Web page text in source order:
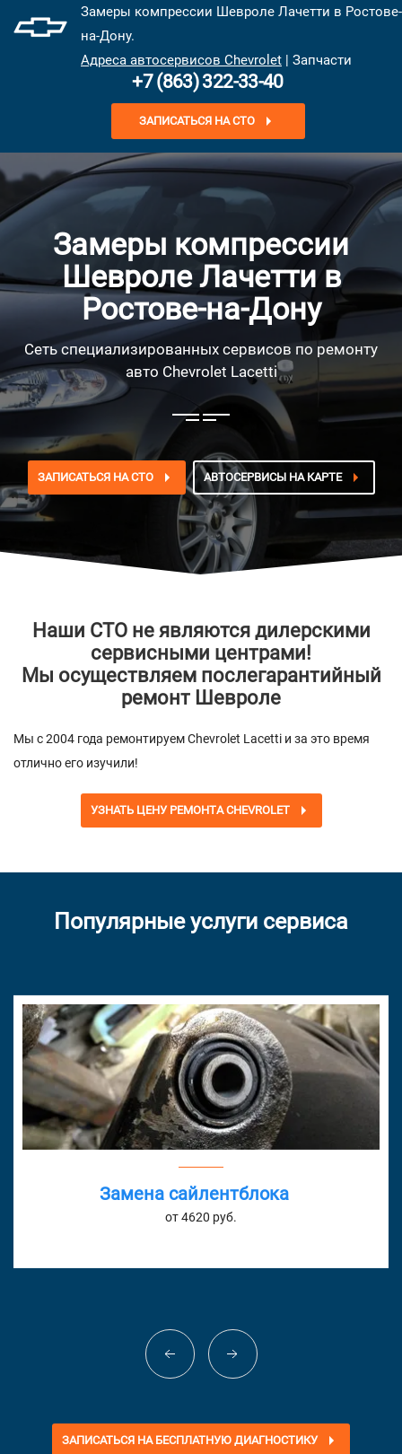
Замеры компрессии Шевроле Лачетти в Ростове-
на-Дону.
Адреса автосервисов Chevrolet | Запчасти
+7 (863) 322-33-40
ЗАПИСАТЬСЯ НА СТО
Замеры компрессии
Шевроле Лачетти в
Ростове-на-Дону
Сеть специализированных сервисов по ремонту
авто Chevrolet Lacetti
ЗАПИСАТЬСЯ НА СТО АВТОСЕРВИСЫ НА КАРТЕ
Наши СТО не являются дилерскими
сервисными центрами!
Мы осуществляем послегарантийный
ремонт Шевроле
Мы с 2004 года ремонтируем Chevrolet Lacetti и за это время
отлично его изучили!
УЗНАТЬ ЦЕНУ РЕМОНТА CHEVROLET
Популярные услуги сервиса
Замена сайлентблока
от 4620 руб.
ЗАПИСАТЬСЯ НА БЕСПЛАТНУЮ ДИАГНОСТИКУ